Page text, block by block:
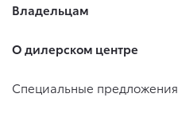
Владельцам
О дилерском центре
Специальные предложения